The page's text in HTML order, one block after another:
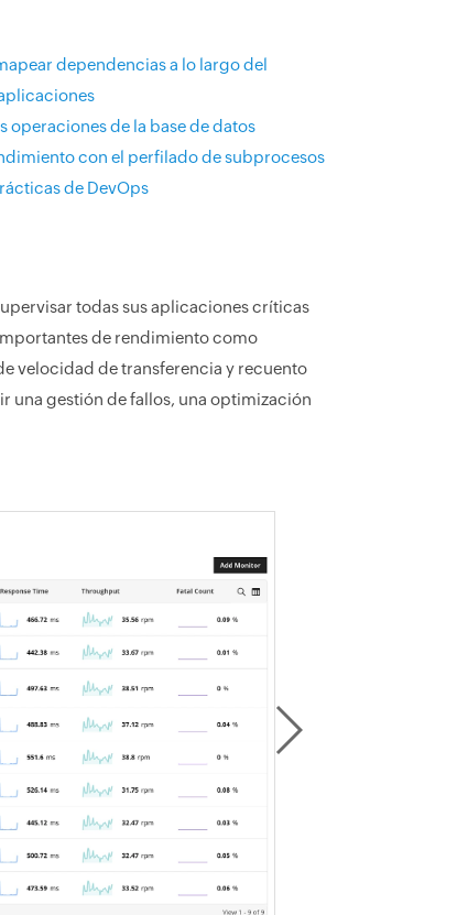
dependencias a lo largo del
operaciones de la base de datos
con el perfilado de subprocesos
de DevOps
todas sus aplicaciones críticas
de rendimiento como
velocidad de transferencia y recuento
una gestión de fallos, una optimización